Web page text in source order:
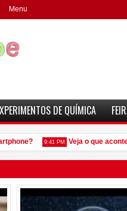
Menu
DE QUÍMICA
9:41 PM Veja o que